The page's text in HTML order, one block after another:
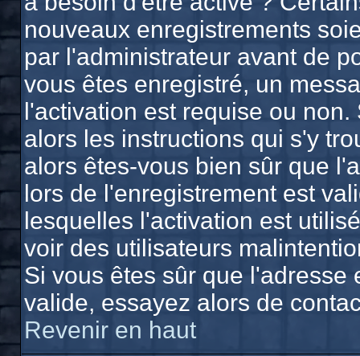
nouveaux enregistrements
par l'administrateur avant de
vous êtes enregistré, un
l'activation est requise ou
alors les instructions qui s'y
alors êtes-vous bien sûr que
lors de l'enregistrement est
lesquelles l'activation est
voir des utilisateurs
Si vous êtes sûr que l'adresse
valide, essayez alors de
Revenir en haut